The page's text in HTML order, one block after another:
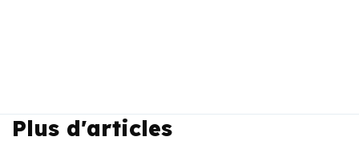
Plus d'articles